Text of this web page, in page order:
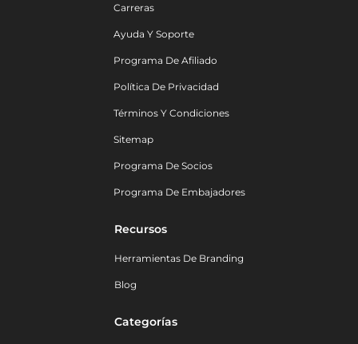
Carreras
Ayuda Y Soporte
Programa De Afiliado
Política De Privacidad
Términos Y Condiciones
Sitemap
Programa De Socios
Programa De Embajadores
Recursos
Herramientas De Branding
Blog
Categorías